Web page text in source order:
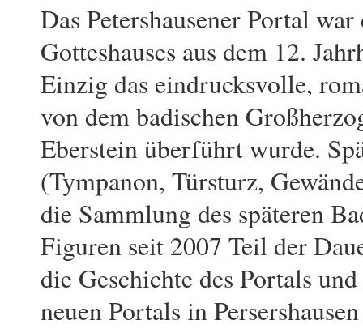
Das Petershausener Portal
Gotteshauses aus dem 12.
Einzig das eindrucksvolle,
von dem badischen
Eberstein überführt wurde.
(Tympanon, Türsturz,
die Sammlung des späteren
Figuren seit 2007 Teil der
die Geschichte des Portals
neuen Portals in